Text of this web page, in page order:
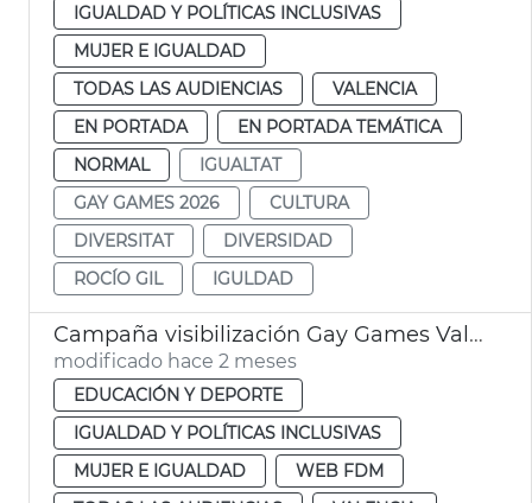
IGUALDAD Y POLÍTICAS INCLUSIVAS
MUJER E IGUALDAD
TODAS LAS AUDIENCIAS
VALENCIA
EN PORTADA
EN PORTADA TEMÁTICA
NORMAL
IGUALTAT
GAY GAMES 2026
CULTURA
DIVERSITAT
DIVERSIDAD
ROCÍO GIL
IGULDAD
Campaña visibilización Gay Games València
modificado hace 2 meses
EDUCACIÓN Y DEPORTE
IGUALDAD Y POLÍTICAS INCLUSIVAS
MUJER E IGUALDAD
WEB FDM